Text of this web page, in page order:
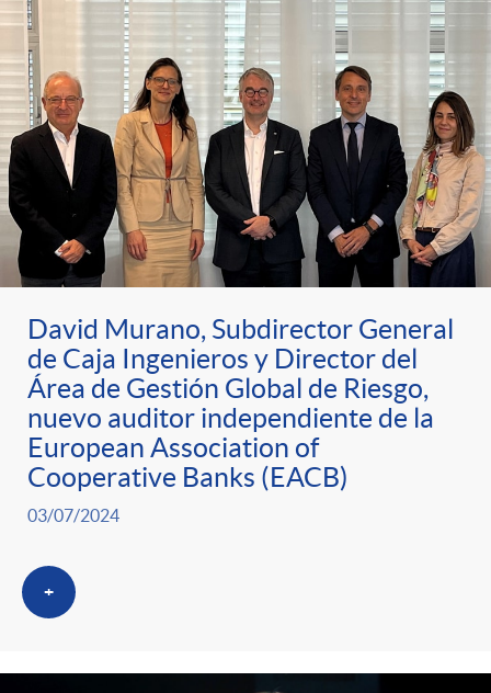
David Murano, Subdirector General
de Caja Ingenieros y Director del
Área de Gestión Global de Riesgo,
nuevo auditor independiente de la
European Association of
Cooperative Banks (EACB)
03/07/2024
+